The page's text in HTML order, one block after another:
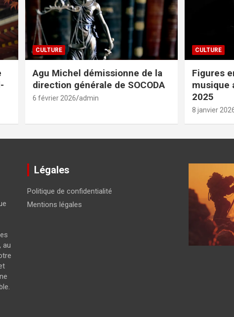
CULTURE
Agu Michel démissionne de la
direction générale de SOCODA
6 février 2026 admin
CULTURE
Figures
musique
2025
8 janvier
au
Légales
Politique de confidentialité
Mentions légales